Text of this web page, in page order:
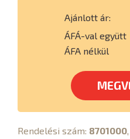
Ajánlott ár:
ÁFÁ-val együtt
ÁFA nélkül
Rendelési szám: 8701000